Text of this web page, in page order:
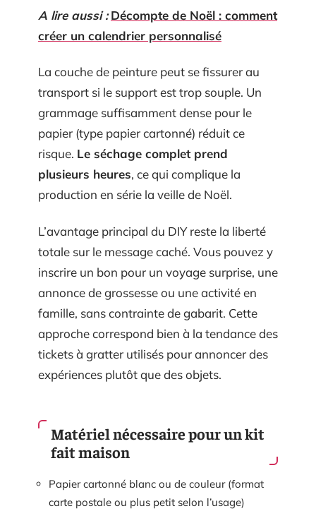
A lire aussi : Décompte de Noël : comment
créer un calendrier personnalisé
La couche de peinture peut se fissurer au
transport si le support est trop souple. Un
grammage suffisamment dense pour le
papier (type papier cartonné) réduit ce
risque. Le séchage complet prend
plusieurs heures, ce qui complique la
production en série la veille de Noël.
L’avantage principal du DIY reste la liberté
totale sur le message caché. Vous pouvez y
inscrire un bon pour un voyage surprise, une
annonce de grossesse ou une activité en
famille, sans contrainte de gabarit. Cette
approche correspond bien à la tendance des
tickets à gratter utilisés pour annoncer des
expériences plutôt que des objets.
Matériel nécessaire pour un kit
fait maison
Papier cartonné blanc ou de couleur (format
carte postale ou plus petit selon l’usage)